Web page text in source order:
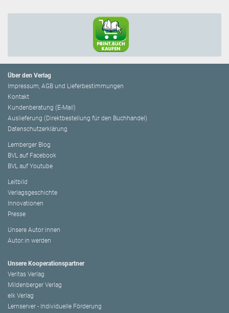
Über den Verlag
Impressum, AGB und Lieferbestimmungen
Kontakt
Kundenberatung (E-Mail)
Auslieferung (Direktbestellung für den Buchhandel)
Datenschutzerklärung
Lemberger Blog
BVL auf Facebook
BVL auf Youtube
Leitbild
Verlagsgeschichte
Innovationen
Presse
Unsere Autor:innen
Autor:in werden
Unsere Kooperationspartner
Veritas Verlag
Mildenberger Verlag
elk Verlag
Lernserver - Individuelle Förderung